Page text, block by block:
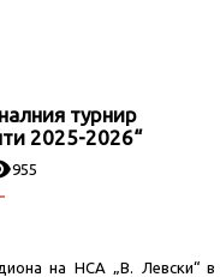
турнир
2025-2026“
955
на НСА „В. Левски“ в